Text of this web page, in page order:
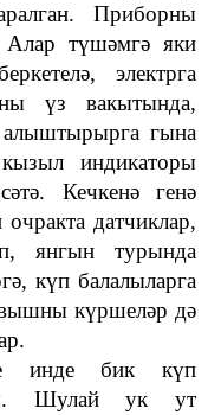
Приборны
түшәмгә яки
электрга
үз вакытында,
гына
кызыл индикаторы
Кечкенә генә
очракта датчиклар,
янгын турында
күп балалыларга
күршеләр дә
инде бик күп
Шулай ук ут